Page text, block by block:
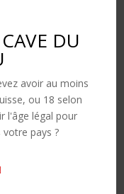
DU
avoir au moins
ou 18 selon
l'âge légal pour
votre pays ?